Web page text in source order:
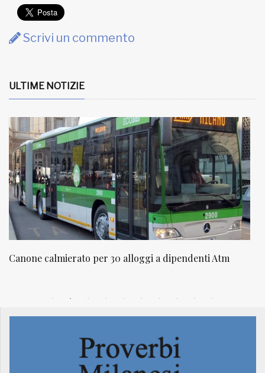
Scrivi un commento
ULTIME NOTIZIE
NATUROPATIA IN BREVE 20/01